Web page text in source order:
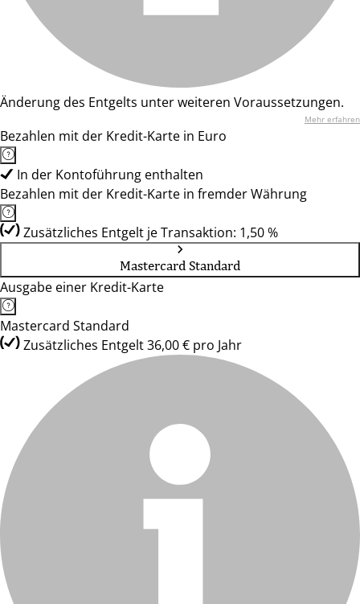
Änderung des Entgelts unter weiteren Voraussetzungen.
Mehr erfahren
Bezahlen mit der Kredit-Karte in Euro
In der Kontoführung enthalten
Bezahlen mit der Kredit-Karte in fremder Währung
Zusätzliches Entgelt je Transaktion: 1,50 %
Mastercard Standard
Ausgabe einer Kredit-Karte
Mastercard Standard
Zusätzliches Entgelt 36,00 € pro Jahr